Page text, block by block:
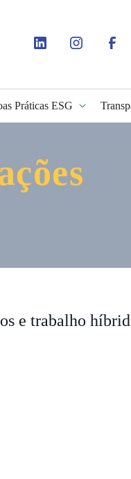
Práticas ESG
e trabalho